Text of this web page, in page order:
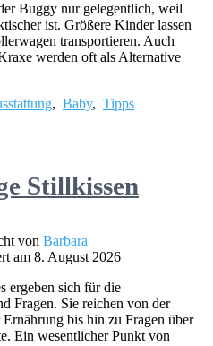
Buggy nur gelegentlich, weil
ist. Größere Kinder lassen
transportieren. Auch
werden oft als Alternative
, Baby, Tipps
Stillkissen
von Barbara
am 8. August 2026
ergeben sich für die
Fragen. Sie reichen von der
bis hin zu Fragen über
Ein wesentlicher Punkt von